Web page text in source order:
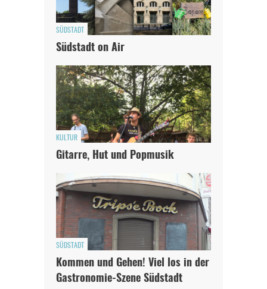
SÜDSTADT
Südstadt on Air
KULTUR
Gitarre, Hut und Popmusik
SÜDSTADT
Kommen und Gehen! Viel los in der
Gastronomie-Szene Südstadt